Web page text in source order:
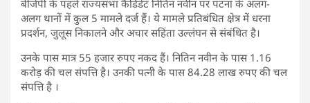
बीजेपी के पहले राज्यसभा कैंडिडेट नितिन नवीन पर पटना के अलग-
अलग थानों में कुल 5 मामले दर्ज हैं। ये मामले प्रतिबंधित क्षेत्र में धरना
प्रदर्शन, जुलूस निकालने और अचार सहिंता उल्लंघन से संबंधित है।
उनके पास मात्र 55 हजार रुपए नकद हैं। नितिन नवीन के पास 1.16
करोड़ की चल संपत्ति है। उनकी पत्नी के पास 84.28 लाख रुपए की चल
संपत्ति है ।